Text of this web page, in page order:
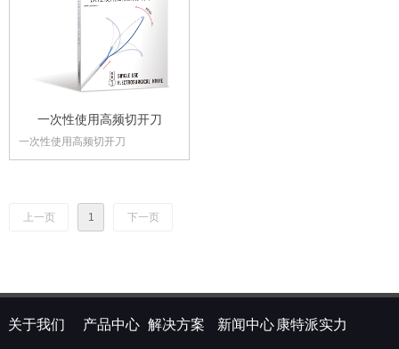
一次性使用高频切开刀
一次性使用高频切开刀
上一页 1 下一页
关于我们 产品中心 解决方案 新闻中心 康特派实力